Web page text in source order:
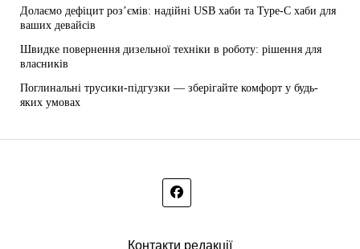
Долаємо дефіцит роз’ємів: надійні USB хаби та Type-C хаби для
ваших девайсів
Швидке повернення дизельної техніки в роботу: рішення для
власників
Поглинальні трусики-підгузки — зберігайте комфорт у будь-
яких умовах
Контакти редакції